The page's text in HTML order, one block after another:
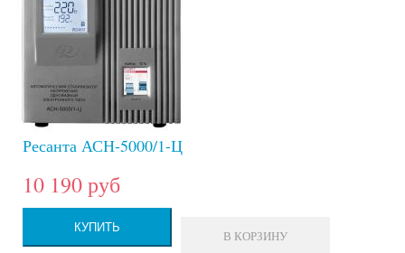
Ресанта АСН-5000/1-Ц
10 190 руб
КУПИТЬ
В КОРЗИНУ